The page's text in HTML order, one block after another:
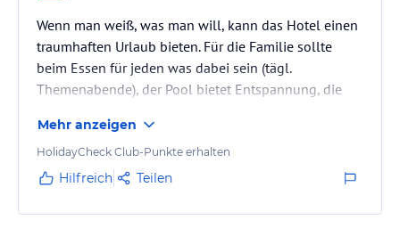
Wenn man weiß, was man will, kann das Hotel einen
traumhaften Urlaub bieten. Für die Familie sollte
beim Essen für jeden was dabei sein (tägl.
Themenabende), der Pool bietet Entspannung, die
geräumig und auch im Juli gut klimatisierbar. Das
Interieur etwas in die Jahre gekommen. Pool, Essen,
Animation haben keinen wow-Effekt, sind aber sehr
Publikum gemischt (portugies.., engl., franz., deutsch,
Mehr anzeigen
HolidayCheck Club-Punkte erhalten
Hilfreich Teilen